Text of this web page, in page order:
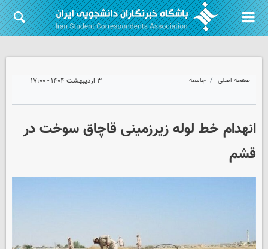
صفحه اصلی جامعه ۳ اردیبهشت ۱۴۰۴ - ۱۷:۰۰
انهدام خط لوله زیرزمینی قاچاق سوخت در
قشم